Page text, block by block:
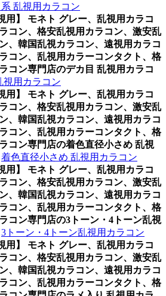
乱視用カラコン
用】 モネト グレー、乱視用カラコ
コン、格安乱視用カラコン、激安乱
、韓国乱視カラコン、遠視用カラコ
コン、乱視用カラーコンタクト、格
コン専門店のデカ目 乱視用カラコ
視用カラコン
用】 モネト グレー、乱視用カラコ
コン、格安乱視用カラコン、激安乱
、韓国乱視カラコン、遠視用カラコ
コン、乱視用カラーコンタクト、格
コン専門店の着色直径小さめ 乱視
着色直径小さめ 乱視用カラコン
用】 モネト グレー、乱視用カラコ
コン、格安乱視用カラコン、激安乱
、韓国乱視カラコン、遠視用カラコ
コン、乱視用カラーコンタクト、格
コン専門店の3トーン・4トーン乱視
3トーン・4トーン乱視用カラコン
用】 モネト グレー、乱視用カラコ
コン、格安乱視用カラコン、激安乱
、韓国乱視カラコン、遠視用カラコ
コン、乱視用カラーコンタクト、格